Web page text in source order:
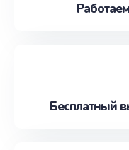
Бесплатный